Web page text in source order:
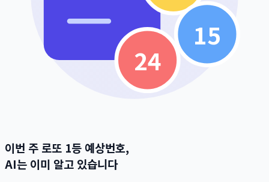
15
24
이번 주 로또 1등 예상번호,
AI는 이미 알고 있습니다